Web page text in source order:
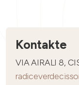
Kontakte
VIA AIRALI 8,